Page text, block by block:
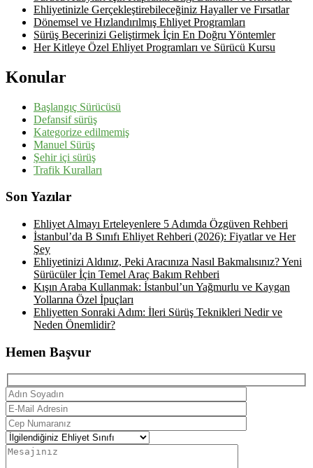
Ehliyetinizle Gerçekleştirebileceğiniz Hayaller ve Fırsatlar
Dönemsel ve Hızlandırılmış Ehliyet Programları
Sürüş Becerinizi Geliştirmek İçin En Doğru Yöntemler
Her Kitleye Özel Ehliyet Programları ve Sürücü Kursu
Konular
Başlangıç Sürücüsü
Defansif sürüş
Kategorize edilmemiş
Manuel Sürüş
Şehir içi sürüş
Trafik Kuralları
Son Yazılar
Ehliyet Almayı Erteleyenlere 5 Adımda Özgüven Rehberi
İstanbul’da B Sınıfı Ehliyet Rehberi (2026): Fiyatlar ve Her
Şey
Ehliyetinizi Aldınız, Peki Aracınıza Nasıl Bakmalısınız? Yeni
Sürücüler İçin Temel Araç Bakım Rehberi
Kışın Araba Kullanmak: İstanbul’un Yağmurlu ve Kaygan
Yollarına Özel İpuçları
Ehliyetten Sonraki Adım: İleri Sürüş Teknikleri Nedir ve
Neden Önemlidir?
Hemen Başvur